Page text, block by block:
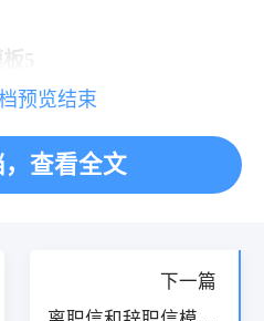
5
预览结束
查看全文
下一篇